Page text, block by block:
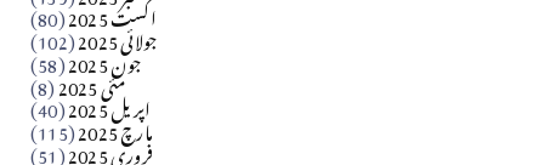
اگست 2025 (80) جولائی 2025 (102) جون 2025 (58) مئی 2025 (8) اپریل 2025 (40) مارچ 2025 (115) فروری 2025 (51)